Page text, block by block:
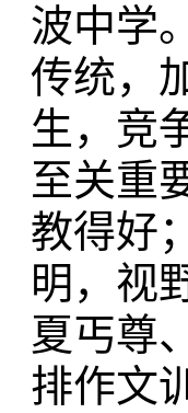
波中学
传统，
生，竞
至关重
教得好
明，视
夏丐尊
排作文